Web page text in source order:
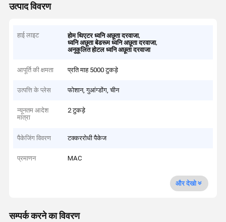
उत्पाद विवरण
हाई लाइट होम थिएटर ध्वनि अछूता दरवाजा,
ध्वनि अछूता बेडरूम ध्वनि अछूता दरवाजा,
अनुकूलित होटल ध्वनि अछूता दरवाजा
आपूर्ति की क्षमता प्रति माह 5000 टुकड़े
उत्पत्ति के प्लेस फोशान, गुआंग्डोंग, चीन
न्यूनतम आदेश
मात्रा
2 टुकड़े
पैकेजिंग विवरण टक्कररोधी पैकेज
प्रमाणन MAC
और देखो
सम्पर्क करने का विवरण